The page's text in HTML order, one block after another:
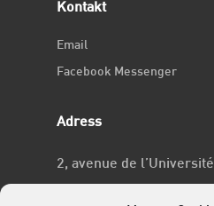
Kontakt
Email
Facebook Messenger
Adress
2, avenue de l’Université